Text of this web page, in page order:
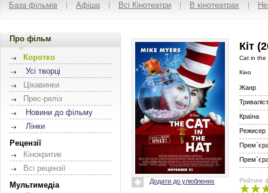
База фільмів Афіша Всі Кінотеатри В кінотеатрах
Про фільм
Коротко
Усі творці
Цікавинки
Прес-реліз
Новини до фільму
Лінки
Рецензії
Кінокритик
Всі рецензії
Мультимедіа
Додати до улюблених
Кіт
Cat in the
Кіно
Жанр
Країна
Режисер
Прем`єра
Прем`єра
Рейтинг